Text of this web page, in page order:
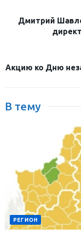
Дмитрий
Акцию ко Дню
В тему
РЕГИОН